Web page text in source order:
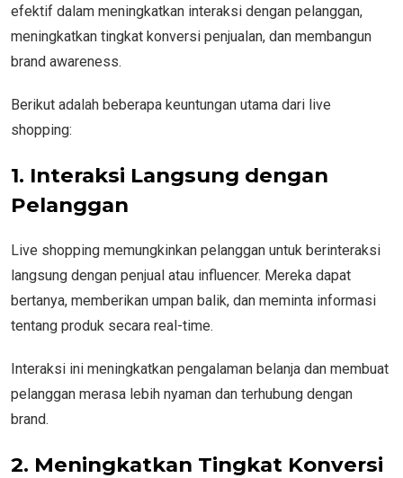
efektif dalam meningkatkan interaksi dengan pelanggan,
meningkatkan tingkat konversi penjualan, dan membangun
brand awareness.
Berikut adalah beberapa keuntungan utama dari live
shopping:
1. Interaksi Langsung dengan
Pelanggan
Live shopping memungkinkan pelanggan untuk berinteraksi
langsung dengan penjual atau influencer. Mereka dapat
bertanya, memberikan umpan balik, dan meminta informasi
tentang produk secara real-time.
Interaksi ini meningkatkan pengalaman belanja dan membuat
pelanggan merasa lebih nyaman dan terhubung dengan
brand.
2. Meningkatkan Tingkat Konversi